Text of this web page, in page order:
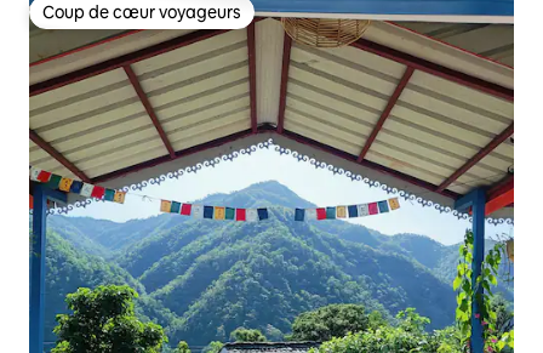
Coup de cœur voyageurs
Coup de cœur voyageurs